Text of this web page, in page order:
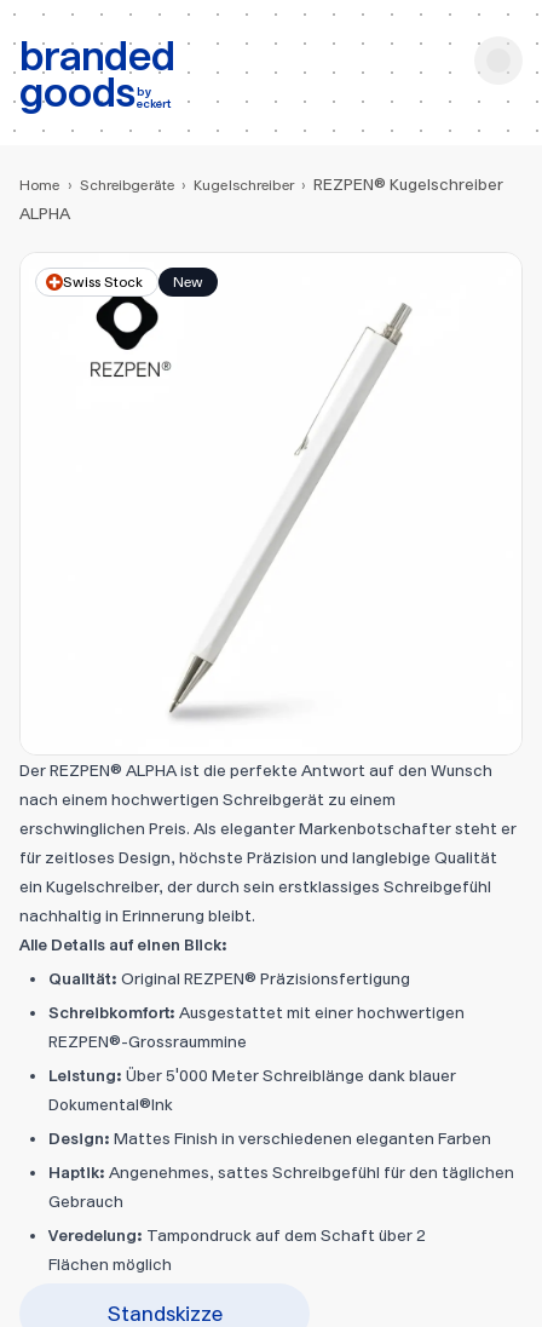
branded
goodsby
eckert
b: Produktsuche
Home › Schreibgeräte › Kugelschreiber › REZPEN® Kugelschreiber
ALPHA
Swiss Stock New
Der REZPEN® ALPHA ist die perfekte Antwort auf den Wunsch
nach einem hochwertigen Schreibgerät zu einem
erschwinglichen Preis. Als eleganter Markenbotschafter steht er
für zeitloses Design, höchste Präzision und langlebige Qualität
ein Kugelschreiber, der durch sein erstklassiges Schreibgefühl
nachhaltig in Erinnerung bleibt.
Alle Details auf einen Blick:
Qualität: Original REZPEN® Präzisionsfertigung
Schreibkomfort: Ausgestattet mit einer hochwertigen
REZPEN®-Grossraummine
Leistung: Über 5'000 Meter Schreiblänge dank blauer
Dokumental®Ink
Design: Mattes Finish in verschiedenen eleganten Farben
Haptik: Angenehmes, sattes Schreibgefühl für den täglichen
Gebrauch
Veredelung: Tampondruck auf dem Schaft über 2
Flächen möglich
Standskizze